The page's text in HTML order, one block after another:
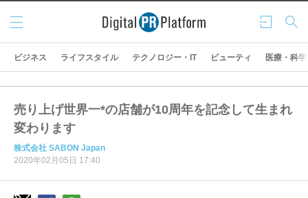
ログ
イン
検索
メニ
ュー
ビジネス ライフスタイル テクノロジー・IT ビューティ 医療・科学
売り上げ世界一*の店舗が10周年を記念して生まれ
変わります
株式会社 SABON Japan
2020年02月05日 17:40